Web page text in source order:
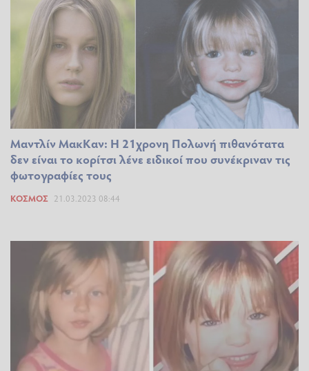
Μαντλίν ΜακΚαν: Η 21χρονη Πολωνή πιθανότατα
δεν είναι το κορίτσι λένε ειδικοί που συνέκριναν τις
φωτογραφίες τους
ΚΌΣΜΟΣ 21.03.2023 08:44